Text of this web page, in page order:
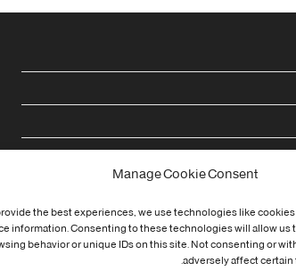
Manage Cookie Consent
the best experiences, we use technologies like
information. Consenting to these technologies will allow us
behavior or unique IDs on this site. Not consenting or
adversely affect
سطور
Cookie